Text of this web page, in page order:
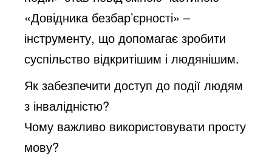
«Довідника безбар’єрності» –
інструменту, що допомагає зробити
суспільство відкритішим і людянішим.
Як забезпечити доступ до події людям
з інвалідністю?
Чому важливо використовувати просту
мову?